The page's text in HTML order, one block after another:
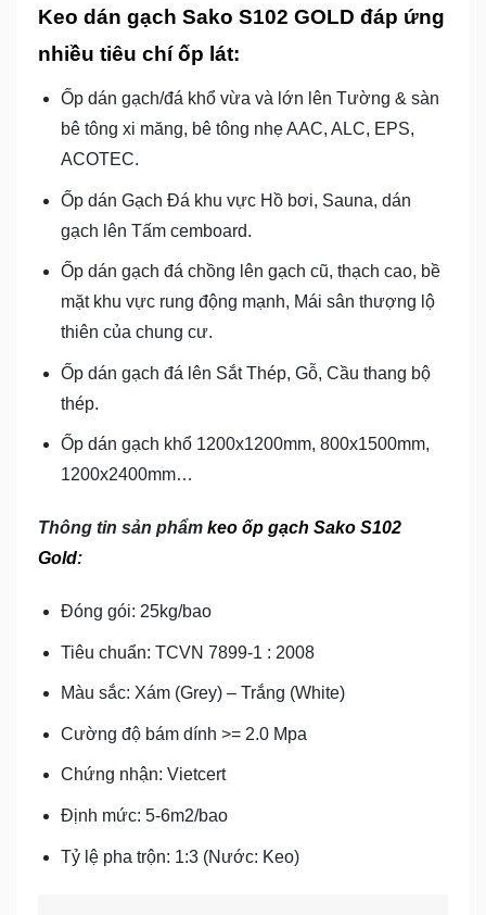
Keo dán gạch Sako S102 GOLD đáp ứng
nhiều tiêu chí ốp lát:
Ốp dán gạch/đá khổ vừa và lớn lên Tường & sàn
bê tông xi măng, bê tông nhẹ AAC, ALC, EPS,
ACOTEC.
Ốp dán Gạch Đá khu vực Hồ bơi, Sauna, dán
gạch lên Tấm cemboard.
Ốp dán gạch đá chồng lên gạch cũ, thạch cao, bề
mặt khu vực rung động mạnh, Mái sân thượng lộ
thiên của chung cư.
Ốp dán gạch đá lên Sắt Thép, Gỗ, Cầu thang bộ
thép.
Ốp dán gạch khổ 1200x1200mm, 800x1500mm,
1200x2400mm…
Thông tin sản phẩm keo ốp gạch Sako S102
Gold:
Đóng gói: 25kg/bao
Tiêu chuẩn: TCVN 7899-1 : 2008
Màu sắc: Xám (Grey) – Trắng (White)
Cường độ bám dính >= 2.0 Mpa
Chứng nhận: Vietcert
Định mức: 5-6m2/bao
Tỷ lệ pha trộn: 1:3 (Nước: Keo)